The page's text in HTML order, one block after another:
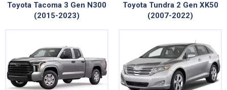
Toyota Tacoma 3 Gen N300
(2015-2023)
Toyota Tundra 2 Gen XK50
(2007-2022)